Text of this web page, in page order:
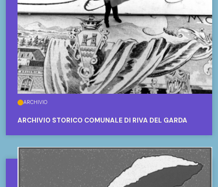
ARCHIVIO
ARCHIVIO STORICO COMUNALE DI RIVA DEL GARDA